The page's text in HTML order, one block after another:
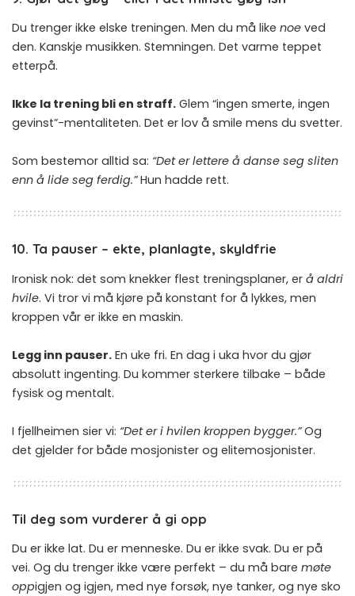
Du trenger ikke elske treningen. Men du må like noe ved
den. Kanskje musikken. Stemningen. Det varme teppet
etterpå.
Ikke la trening bli en straff. Glem “ingen smerte, ingen
gevinst”-mentaliteten. Det er lov å smile mens du svetter.
Som bestemor alltid sa: “Det er lettere å danse seg sliten
enn å lide seg ferdig.”Hun hadde rett.
10. Ta pauser – ekte, planlagte, skyldfrie
Ironisk nok: det som knekker flest treningsplaner, er å aldri
hvile. Vi tror vi må kjøre på konstant for å lykkes, men
kroppen vår er ikke en maskin.
Legg inn pauser. En uke fri. En dag i uka hvor du gjør
absolutt ingenting. Du kommer sterkere tilbake – både
fysisk og mentalt.
I fjellheimen sier vi: “Det er i hvilen kroppen bygger.”Og
det gjelder for både mosjonister og elitemosjonister.
Til deg som vurderer å gi opp
Du er ikke lat. Du er menneske. Du er ikke svak. Du er på
vei. Og du trenger ikke være perfekt – du må bare møte
oppigjen og igjen, med nye forsøk, nye tanker, og nye sko